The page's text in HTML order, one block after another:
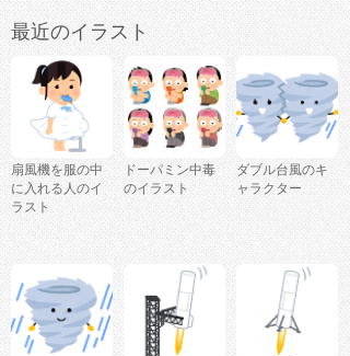
最近のイラスト
扇風機を服の中
に入れる人のイ
ラスト
ドーパミン中毒
のイラスト
ダブル台風のキ
ャラクター